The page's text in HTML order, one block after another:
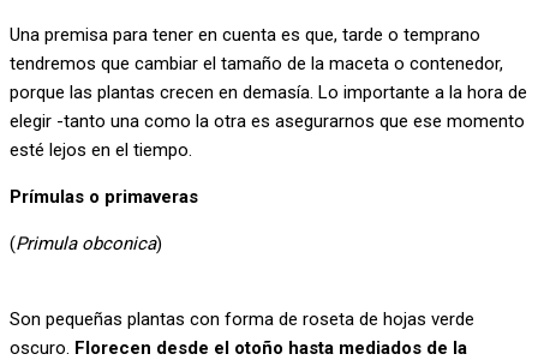
Una premisa para tener en cuenta es que, tarde o temprano
tendremos que cambiar el tamaño de la maceta o contenedor,
porque las plantas crecen en demasía. Lo importante a la hora de
elegir -tanto una como la otra es asegurarnos que ese momento
esté lejos en el tiempo.
Prímulas o primaveras
(Primula obconica)
Son pequeñas plantas con forma de roseta de hojas verde
oscuro. Florecen desde el otoño hasta mediados de la